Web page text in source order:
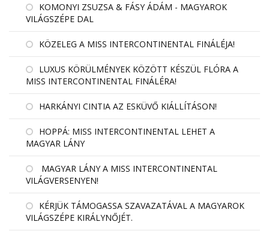
KOMONYI ZSUZSA & FÁSY ÁDÁM - MAGYAROK
VILÁGSZÉPE DAL
KÖZELEG A MISS INTERCONTINENTAL FINÁLÉJA!
LUXUS KÖRÜLMÉNYEK KÖZÖTT KÉSZÜL FLÓRA A
MISS INTERCONTINENTAL FINÁLÉRA!
HARKÁNYI CINTIA AZ ESKÜVŐ KIÁLLÍTÁSON!
HOPPÁ: MISS INTERCONTINENTAL LEHET A
MAGYAR LÁNY
MAGYAR LÁNY A MISS INTERCONTINENTAL
VILÁGVERSENYEN!
KÉRJÜK TÁMOGASSA SZAVAZATÁVAL A MAGYAROK
VILÁGSZÉPE KIRÁLYNŐJÉT.